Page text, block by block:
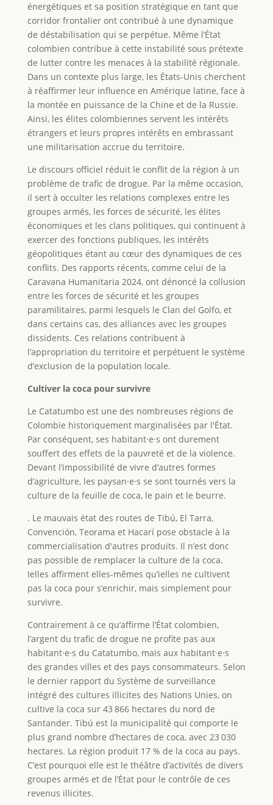
énergétiques et sa position stratégique en tant que
corridor frontalier ont contribué à une dynamique
de déstabilisation qui se perpétue. Même l’État
colombien contribue à cette instabilité sous prétexte
de lutter contre les menaces à la stabilité régionale.
Dans un contexte plus large, les États-Unis cherchent
à réaffirmer leur influence en Amérique latine, face à
la montée en puissance de la Chine et de la Russie.
Ainsi, les élites colombiennes servent les intérêts
étrangers et leurs propres intérêts en embrassant
une militarisation accrue du territoire.
Le discours officiel réduit le conflit de la région à un
problème de trafic de drogue. Par la même occasion,
il sert à occulter les relations complexes entre les
groupes armés, les forces de sécurité, les élites
économiques et les clans politiques, qui continuent à
exercer des fonctions publiques, les intérêts
géopolitiques étant au cœur des dynamiques de ces
conflits. Des rapports récents, comme celui de la
Caravana Humanitaria 2024, ont dénoncé la collusion
entre les forces de sécurité et les groupes
paramilitaires, parmi lesquels le Clan del Golfo, et
dans certains cas, des alliances avec les groupes
dissidents. Ces relations contribuent à
l’appropriation du territoire et perpétuent le système
d’exclusion de la population locale.
Cultiver la coca pour survivre
Le Catatumbo est une des nombreuses régions de
Colombie historiquement marginalisées par l'État.
Par conséquent, ses habitant·e·s ont durement
souffert des effets de la pauvreté et de la violence.
Devant l’impossibilité de vivre d’autres formes
d’agriculture, les paysan·e·s se sont tournés vers la
culture de la feuille de coca, le pain et le beurre.
. Le mauvais état des routes de Tibú, El Tarra,
Convención, Teorama et Hacarí pose obstacle à la
commercialisation d'autres produits. Il n’est donc
pas possible de remplacer la culture de la coca.
Ielles affirment elles-mêmes qu’ielles ne cultivent
pas la coca pour s’enrichir, mais simplement pour
survivre.
Contrairement à ce qu’affirme l’État colombien,
l’argent du trafic de drogue ne profite pas aux
habitant·e·s du Catatumbo, mais aux habitant·e·s
des grandes villes et des pays consommateurs. Selon
le dernier rapport du Système de surveillance
intégré des cultures illicites des Nations Unies, on
cultive la coca sur 43 866 hectares du nord de
Santander. Tibú est la municipalité qui comporte le
plus grand nombre d’hectares de coca, avec 23 030
hectares. La région produit 17 % de la coca au pays.
C’est pourquoi elle est le théâtre d’activités de divers
groupes armés et de l’État pour le contrôle de ces
revenus illicites.